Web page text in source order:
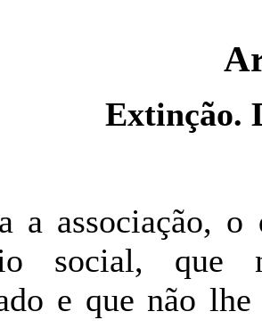
Extinção.
a associação,
social, que
e que não